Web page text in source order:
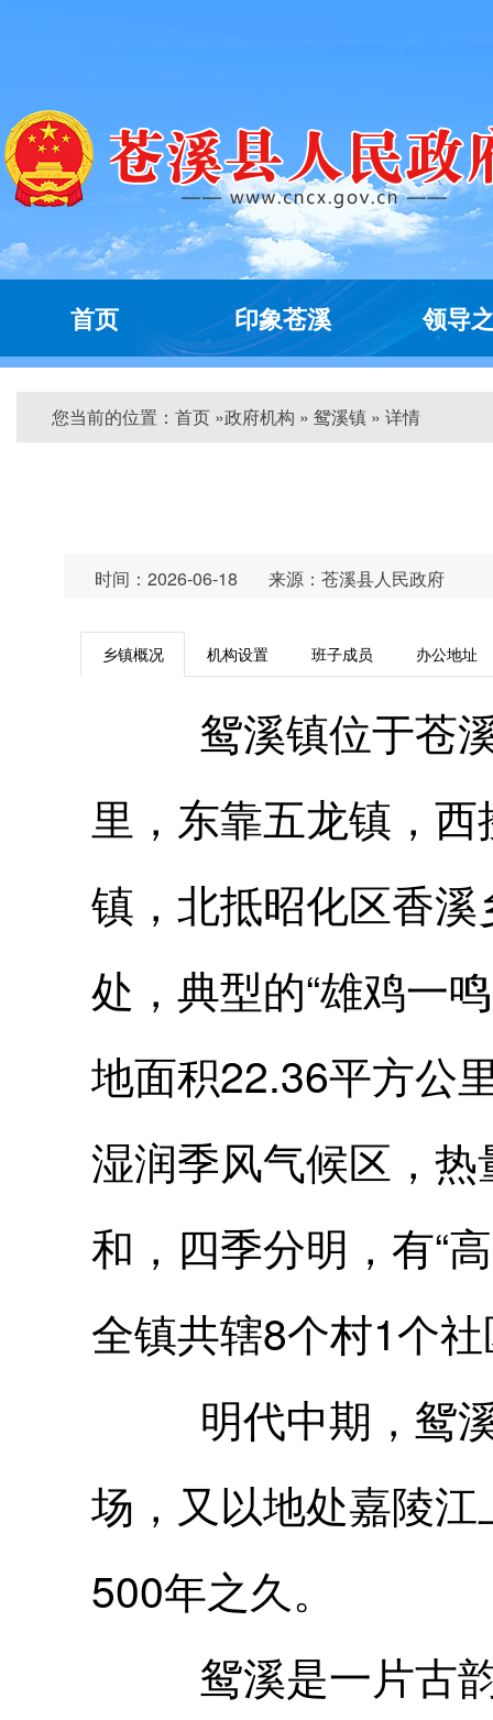
首页 印象苍溪 领导
您当前的位置： 首页 »政府机构 » 鸳溪镇 » 详情
时间：2026-06-18 来源：苍溪县人民政府
乡镇概况 机构设置 班子成员 办公地址
鸳溪镇位于苍溪
里，东靠五龙镇，
镇，北抵昭化区香
处，典型的“雄鸡一
地面积22.36平方公
湿润季风气候区，
和，四季分明，有“
全镇共辖8个村1个
明代中期，鸳溪
场，又以地处嘉陵
500年之久。
鸳溪是一片古韵